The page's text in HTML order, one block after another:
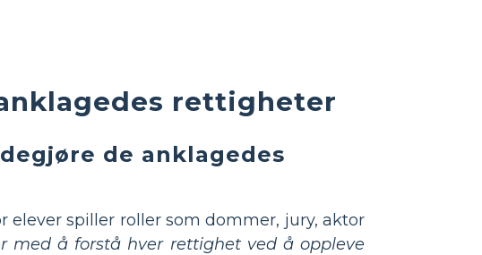
rettigheter
de anklagedes
elever spiller roller som dommer, jury, aktor
å forstå hver rettighet ved å oppleve